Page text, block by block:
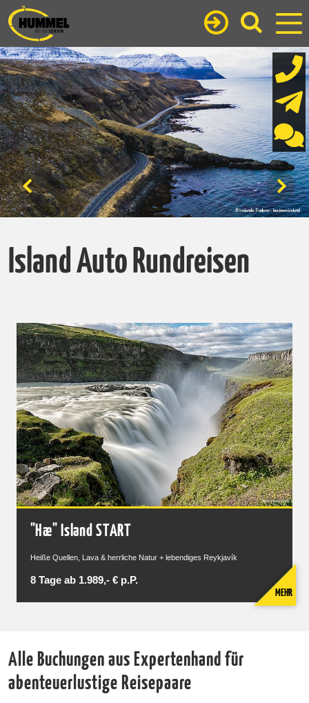
Island Auto Rundreisen
"Hæ" Island START
Heiße Quellen, Lava & herrliche Natur + lebendiges Reykjavík
8 Tage ab 1.989,- € p.P.
MEHR
Alle Buchungen aus Expertenhand für
abenteuerlustige Reisepaare